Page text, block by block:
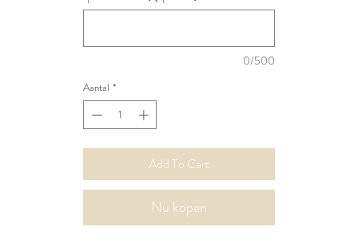
0/500
Aantal *
Add To Cart
Nu kopen